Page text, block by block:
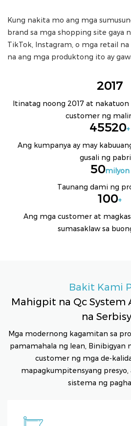
Kung nakita mo ang mga
brand sa mga shopping site gaya
TikTok, Instagram, o mga retail
na ang mga produktong ito ay
2017
Itinatag noong 2017 at nakatuon
customer ng
45520+
Ang kumpanya ay may
gusali ng
50milyon
Taunang dami ng
100+
Ang mga customer at
sumasaklaw sa
Bakit Kami
Mahigpit na Qc System
na
Mga modernong kagamitan sa
pamamahala ng lean, Binibigyan
customer ng mga de-
mapagkumpitensyang
sistema ng